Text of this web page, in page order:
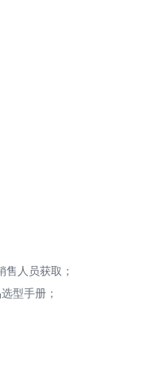
售人员获取；
型手册；